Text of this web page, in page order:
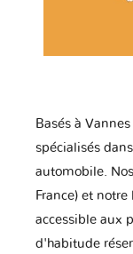
Basés à
spécialisés
automobile.
France) et
accessible aux
d'habitude